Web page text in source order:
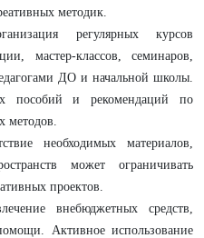
методик.
регулярных курсов
мастер-классов, семинаров,
ДО и начальной школы.
пособий и рекомендаций по
методов.
необходимых материалов,
может ограничивать
проектов.
внебюджетных средств,
Активное использование